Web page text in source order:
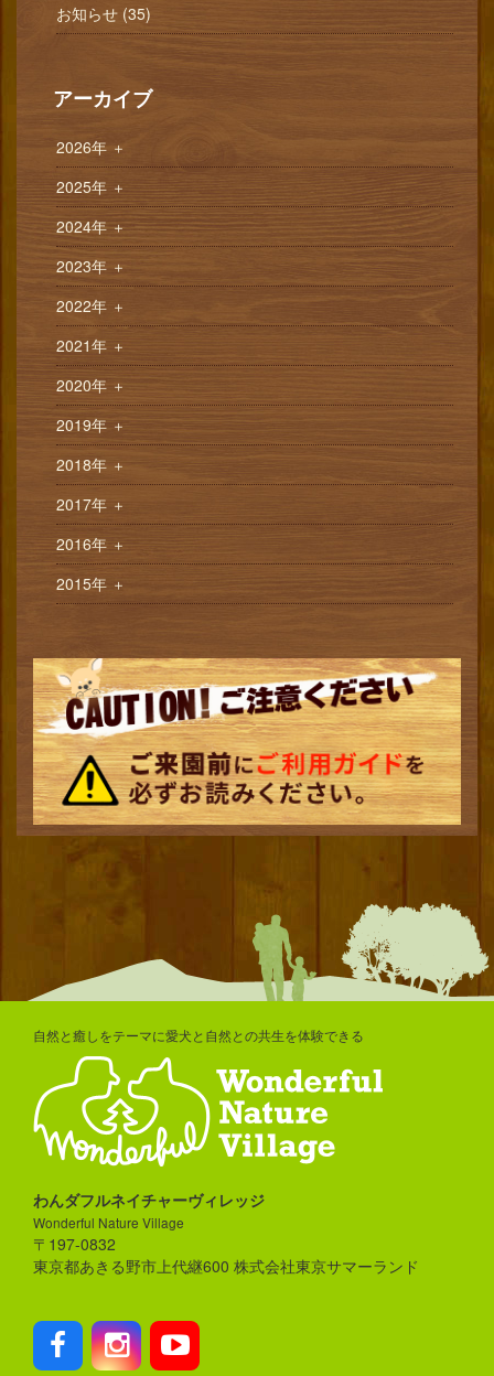
お知らせ (35)
アーカイブ
2026年 ＋
2025年 ＋
2024年＋
2023年 ＋
2022年 ＋
2021年 ＋
2020年 ＋
2019年 ＋
2018年 ＋
2017年 ＋
2016年 ＋
2015年 ＋
自然と癒しをテーマに愛犬と自然との共生を体験できる
わんダフルネイチャーヴィレッジ
Wonderful Nature Village
〒197-0832
東京都あきる野市上代継600 株式会社東京サマーランド